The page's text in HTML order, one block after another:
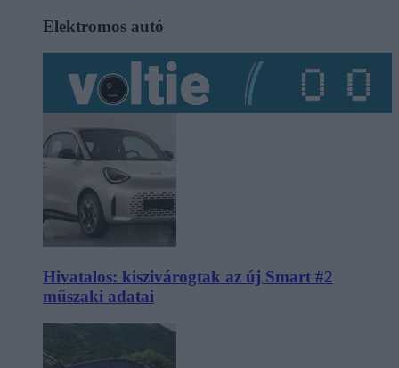
Elektromos autó
Hivatalos: kiszivárogtak az új Smart #2
műszaki adatai